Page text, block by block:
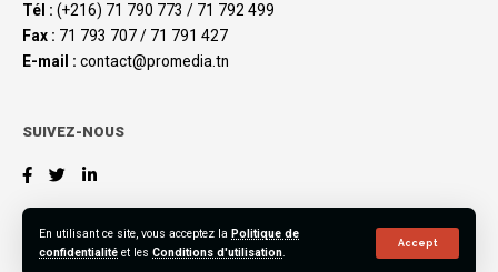
En utilisant ce site, vous acceptez la Politique de
confidentialité et les Conditions d'utilisation.
Accept
Tél : (+216) 71 790 773 / 71 792 499
Fax : 71 793 707 / 71 791 427
E-mail : contact@promedia.tn
SUIVEZ-NOUS
©2023 L’Économiste Maghrébin, All Rights Reserved